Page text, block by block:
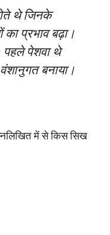
थे जिनके
प्रभाव बढ़ा।
पहले पेशवा थे
बनाया।
में से किस सिख